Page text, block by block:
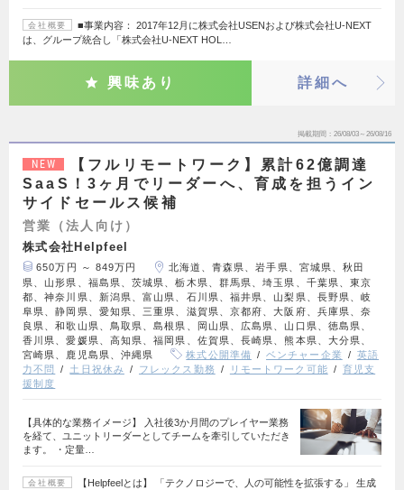
会社概要
■事業内容： 2017年12月に株式会社USENおよび株式会社U-NEXT
は、グループ統合し「株式会社U-NEXT HOL…
興味あり 詳細へ
掲載期間 26/08/03～26/08/16
NEW
【フルリモートワーク】累計62億調達
SaaS！3ヶ月でリーダーへ、育成を担うイン
サイドセールス候補
営業（法人向け）
株式会社Helpfeel
650万円 ～ 849万円
北海道、青森県、岩手県、宮城県、秋田
県、山形県、福島県、茨城県、栃木県、群馬県、埼玉県、千葉県、東京
都、神奈川県、新潟県、富山県、石川県、福井県、山梨県、長野県、岐
阜県、静岡県、愛知県、三重県、滋賀県、京都府、大阪府、兵庫県、奈
良県、和歌山県、鳥取県、島根県、岡山県、広島県、山口県、徳島県、
香川県、愛媛県、高知県、福岡県、佐賀県、長崎県、熊本県、大分県、
宮崎県、鹿児島県、沖縄県
株式公開準備 ベンチャー企業
英語
力不問
土日祝休み フレックス勤務 リモートワーク可能
育児支
援制度
【具体的な業務イメージ】 入社後3か月間のプレイヤー業務
を経て、ユニットリーダーとしてチームを牽引していただき
ます。 ・定量…
会社概要
【Helpfeelとは】 「テクノロジーで、人の可能性を拡張する」 生成